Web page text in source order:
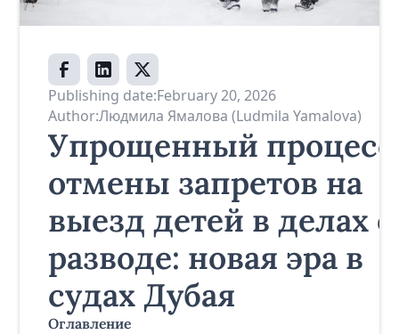
Publishing date:February 20, 2026
Author:Людмила Ямалова (Ludmila Yamalova)
Упрощенный процесс
отмены запретов на
выезд детей в делах о
разводе: новая эра в
судах Дубая
Оглавление